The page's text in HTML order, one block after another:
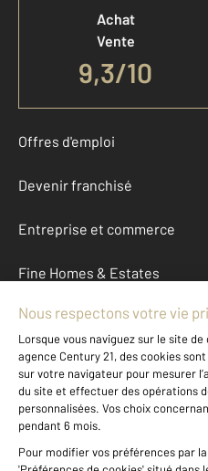
Achat
Vente
9,3/10
Offres d'emploi
Devenir franchisé
Entreprise et commerce
Fine Homes & Estates
À propos
International
Nous contacter